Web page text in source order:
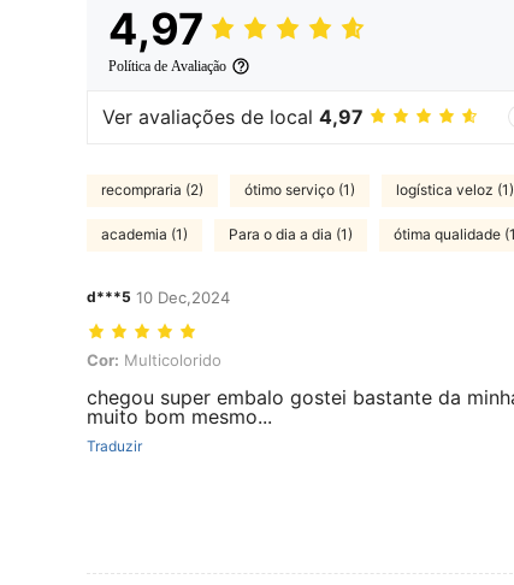
4,97
Política de Avaliação
Ver avaliações de local 4,97
recompraria (2) ótimo serviço (1) logística veloz (1)
academia (1) Para o dia a dia (1) ótima qualidade
d***5 10 Dec,2024
Cor: Multicolorido
Cor: Multicolorido
chegou super embalo gostei bastante da
muito bom mesmo...
Traduzir